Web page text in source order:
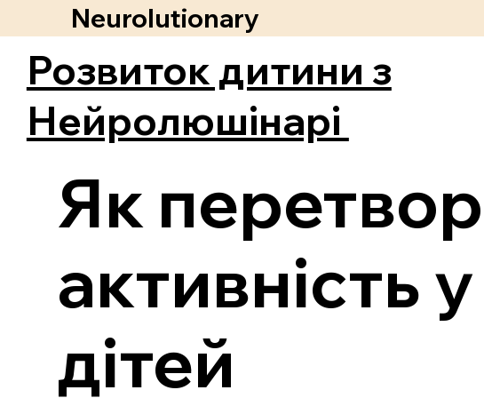
Neurolutionary
Розвиток дитини з
Нейролюшінарі
Як
активність
дітей